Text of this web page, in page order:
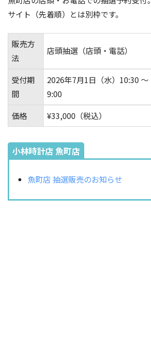
サイト（先着順）とは別枠です。
販売方
法
店頭抽選（店頭・電話）
受付期
間
2026年7月1日（水）10:30
9:00
価格
¥33,000（税込）
小林時計店 魚町店
魚町店 抽選販売のお知らせ